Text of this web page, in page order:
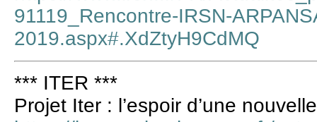
91119_Rencontre-IRSN-
2019.aspx#.XdZtyH9CdMQ
*** ITER ***
Projet Iter : l’espoir d’une